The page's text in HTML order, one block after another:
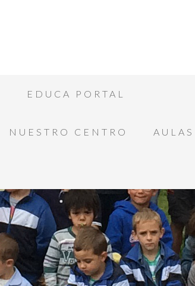
EDUCA PORTAL
NUESTRO CENTRO